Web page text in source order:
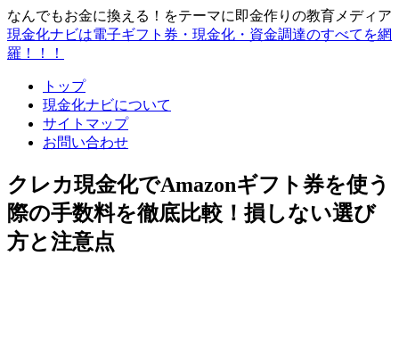
なんでもお金に換える！をテーマに即金作りの教育メディア
現金化ナビは電子ギフト券・現金化・資金調達のすべてを網
羅！！！
トップ
現金化ナビについて
サイトマップ
お問い合わせ
クレカ現金化でAmazonギフト券を使う
際の手数料を徹底比較！損しない選び
方と注意点